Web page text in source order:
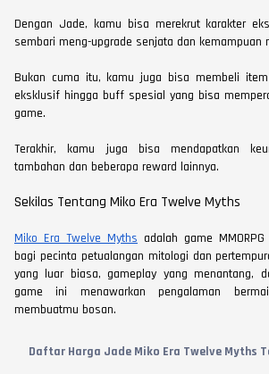
Dengan Jade, kamu bisa merekrut karakter
sembari meng-upgrade senjata dan kemampuan
Bukan cuma itu, kamu juga bisa membeli
eksklusif hingga buff spesial yang bisa
game.
Terakhir, kamu juga bisa mendapatkan
tambahan dan beberapa reward lainnya.
Sekilas Tentang Miko Era Twelve Myths
Miko Era Twelve Myths adalah game
bagi pecinta petualangan mitologi dan
yang luar biasa, gameplay yang menantang,
game ini menawarkan pengalaman
membuatmu bosan.
Daftar Harga Jade Miko Era Twelve Myths